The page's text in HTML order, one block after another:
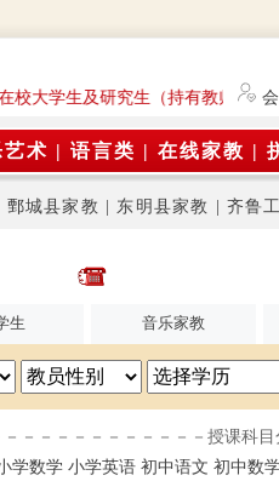
大学生及研究生（持有教师资格
术 | 语言类 | 在线家教 |
鄄城县家教 东明县家教 齐鲁
生 音乐家教
－－－－－－－－－－－－授课科
学数学 小学英语 初中语文 初中数